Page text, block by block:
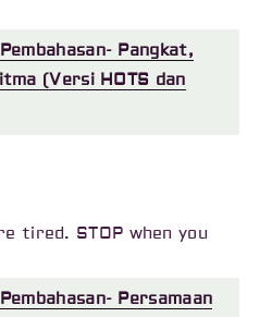
Pangkat,
(Versi HOTS dan
tired. STOP when you
Persamaan